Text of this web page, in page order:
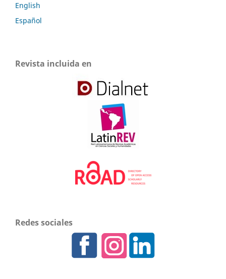
English
Español
Revista incluida en
Redes sociales